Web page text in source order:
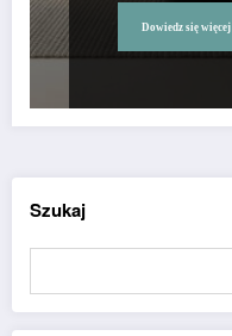
Dowiedz się więcej
Szukaj